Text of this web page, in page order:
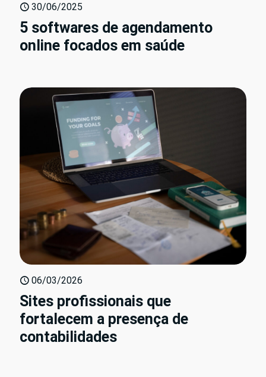
30/06/2025
5 softwares de agendamento
online focados em saúde
06/03/2026
Sites profissionais que
fortalecem a presença de
contabilidades